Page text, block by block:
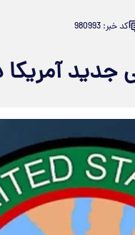
کد خبر: 980993
جدید آمریکا